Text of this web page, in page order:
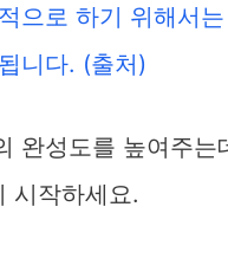
으로 하기 위해서
니다. (출처)
완성도를 높여주
시작하세요.